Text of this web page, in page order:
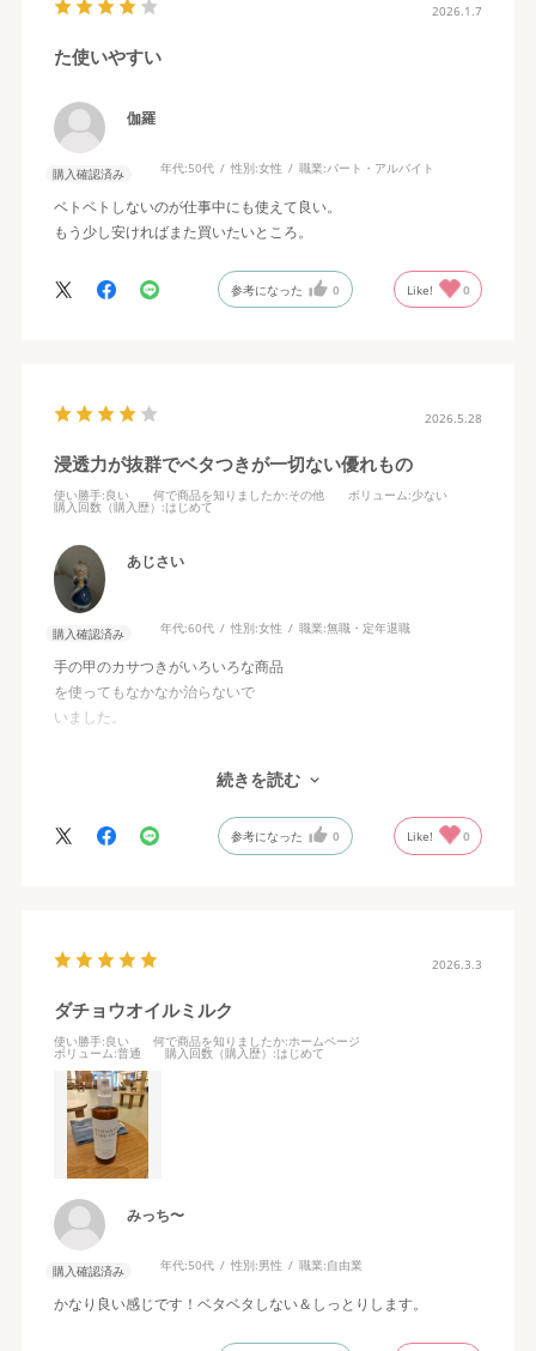
2026.1.7
た使いやすい
伽羅
購入確認済み 年代:50代 性別:女性 職業:パート・アルバイト
ベトベトしないのが仕事中にも使えて良い。
もう少し安ければまた買いたいところ。
参考になった 0 Like! 0
2026.5.28
浸透力が抜群でベタつきが一切ない優れもの
使い勝手:良い 何で商品を知りましたか:その他 ボリューム:少ない
購入回数（購入歴） :はじめて
あじさい
購入確認済み 年代:60代 性別:女性 職業:無職・定年退職
手の甲のカサつきがいろいろな商品
を使ってもなかなか治らないで
いました。
そこにこちらの商品の広告に接して
ダチョウのオイルって珍しいと思い
商品が届いた時にまず、容器の小ささに
良く、直ぐに浸透し、しかもベタ付かない点が気に入りました。
良いと思います。
問題は継続して毎日使うには容量と価格が私には厳しく思いまし
た。
続きを読む
参考になった 0 Like! 0
2026.3.3
ダチョウオイルミルク
使い勝手:良い 何で商品を知りましたか:ホームページ
ボリューム:普通 購入回数（購入歴） :はじめて
みっち〜
購入確認済み 年代:50代 性別:男性 職業:自由業
かなり良い感じです！ベタベタしない＆しっとりします。